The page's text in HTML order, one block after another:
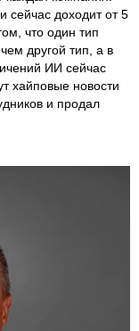
сейчас доходит от 5
что один тип
другой тип, а в
ИИ сейчас
хайповые новости
и продал